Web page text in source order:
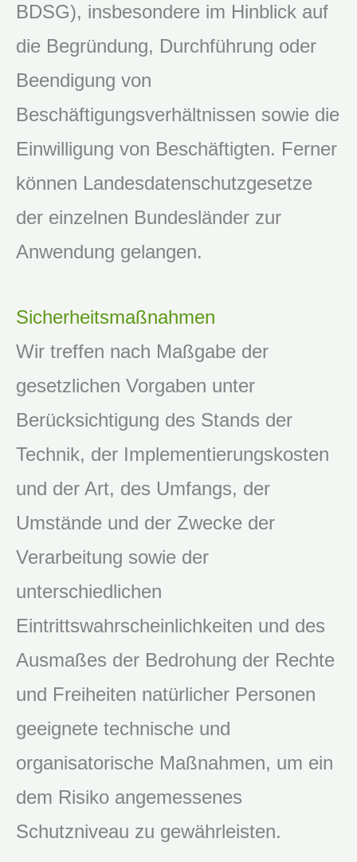
BDSG), insbesondere im Hinblick auf
die Begründung, Durchführung oder
Beendigung von
Beschäftigungsverhältnissen sowie die
Einwilligung von Beschäftigten. Ferner
können Landesdatenschutzgesetze
der einzelnen Bundesländer zur
Anwendung gelangen.
Sicherheitsmaßnahmen
Wir treffen nach Maßgabe der
gesetzlichen Vorgaben unter
Berücksichtigung des Stands der
Technik, der Implementierungskosten
und der Art, des Umfangs, der
Umstände und der Zwecke der
Verarbeitung sowie der
unterschiedlichen
Eintrittswahrscheinlichkeiten und des
Ausmaßes der Bedrohung der Rechte
und Freiheiten natürlicher Personen
geeignete technische und
organisatorische Maßnahmen, um ein
dem Risiko angemessenes
Schutzniveau zu gewährleisten.